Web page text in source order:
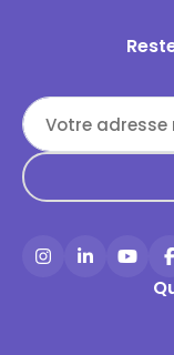
Instagram
LinkedIn